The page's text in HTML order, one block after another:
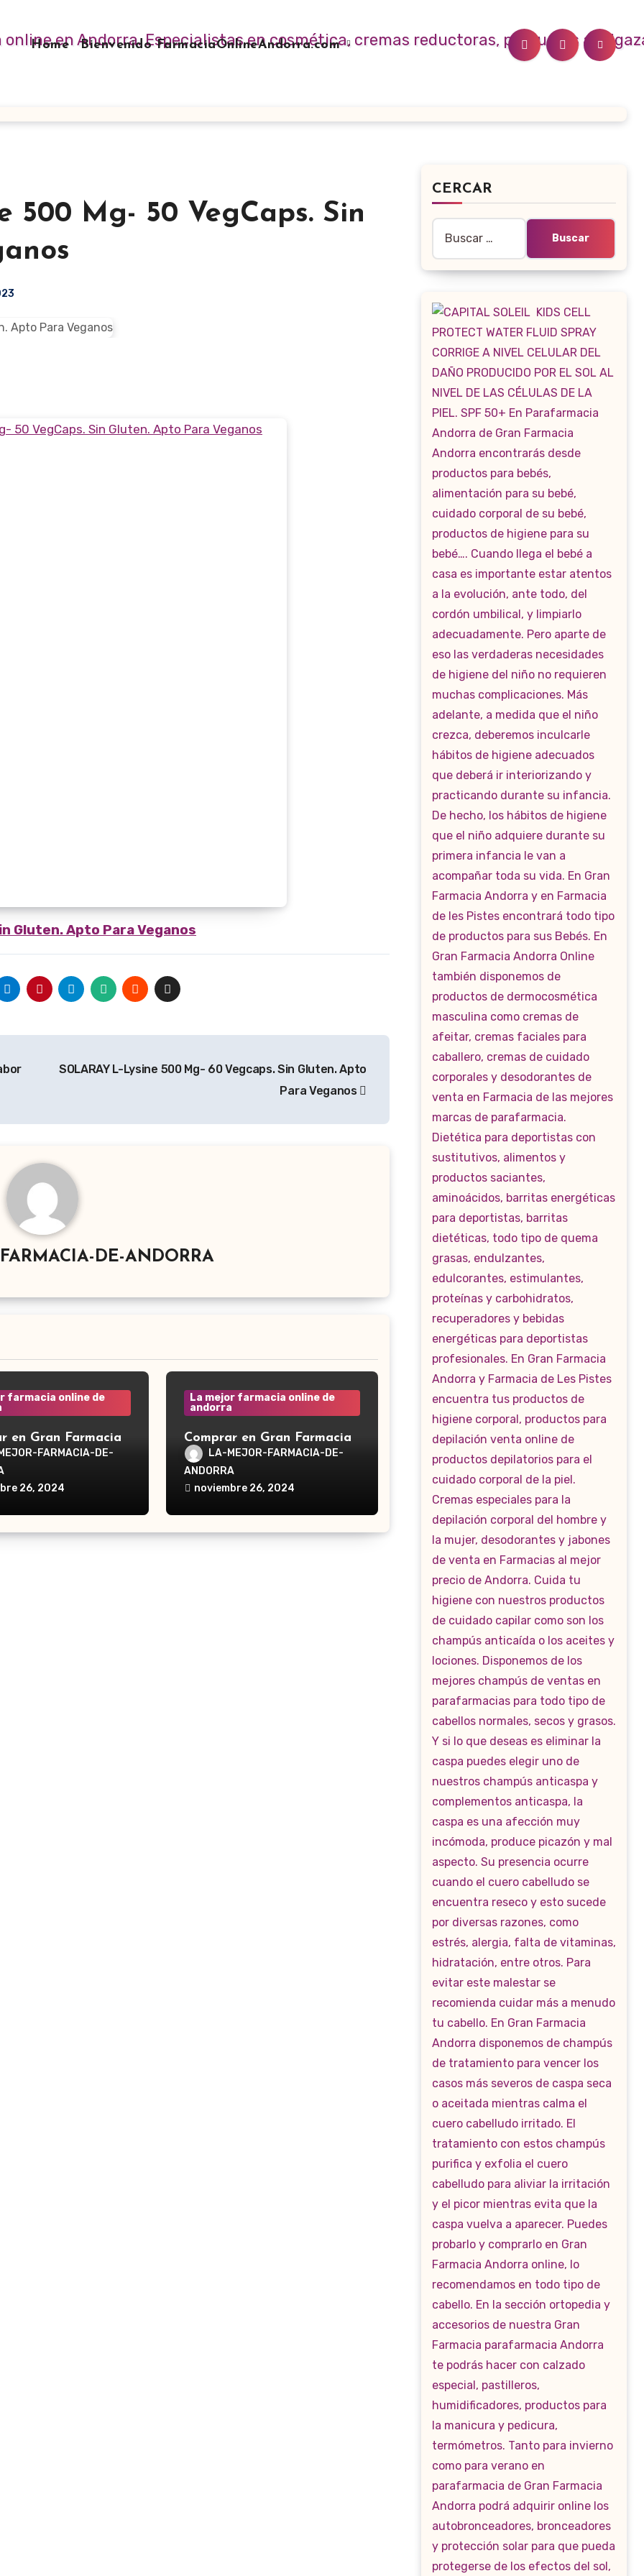
Home Bienvenido FarmaciaOnlineAndorra.com
500 Mg- 50 VegCaps. Sin
Gluten. Apto Para Veganos
SOLARAY L-Lysine 500 Mg- 60 Vegcaps. Sin Gluten. Apto
Para Veganos
DE-ANDORRA
farmacia online de
en Gran Farmacia
Waterpik®
Traveler WP-300
FARMACIA-DE-
26, 2024
La mejor farmacia online de
andorra
Comprar en Gran Farmacia
Andorra Waterpik®
Irrigador Ultra Plus WP-160
LA-MEJOR-FARMACIA-DE-
ANDORRA
noviembre 26, 2024
CERCAR